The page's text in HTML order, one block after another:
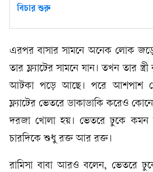
বিচার শুরু
এরপর বাসার সামনে অনেক লোক
তার ফ্ল্যাটের সামনে যান। তখন তার
আটকা পড়ে আছে। পরে আশপাশ
ফ্ল্যাটের ভেতরে ডাকাডাকি করেও
দরজা খোলা হয়। ভেতরে ঢুকে কমন
চারদিকে শুধু রক্ত আর রক্ত।
রামিসা বাবা আরও বলেন, ভেতরে